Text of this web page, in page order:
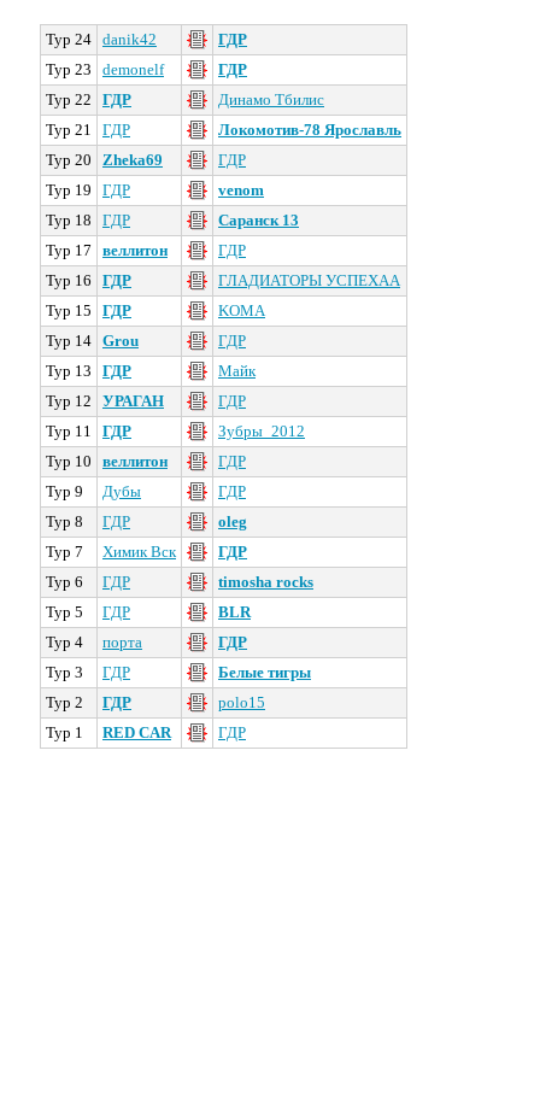
Тур 24 danik42
ГДР
Тур 23
demonelf
ГДР
Тур 22
ГДР
Динамо Тбилис
Тур 21
ГДР
Локомотив-78 Ярославль
Тур 20
Zheka69
ГДР
Тур 19
ГДР
venom
Тур 18
ГДР
Саранск 13
Тур 17
веллитон
ГДР
Тур 16
ГДР
ГЛАДИАТОРЫ УСПЕХАА
Тур 15
ГДР
KOMA
Тур 14 Grou
ГДР
Тур 13
ГДР
Майк
Тур 12
УРАГАН
ГДР
Тур 11
ГДР
Зубры_2012
Тур 10
веллитон
ГДР
Тур 9
Дубы
ГДР
Тур 8
ГДР
oleg
Тур 7
Химик Вск
ГДР
Тур 6
ГДР
timosha rocks
Тур 5
ГДР
BLR
Тур 4
порта
ГДР
Тур 3
ГДР
Белые тигры
Тур 2
ГДР
polo15
Тур 1
RED CAR ГДР